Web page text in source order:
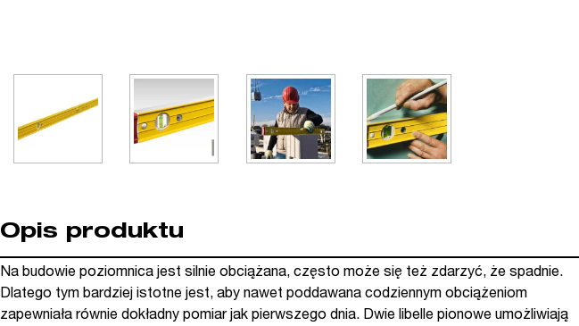
Opis produktu
Na budowie poziomnica jest silnie obciążana, często może się też zdarzyć, że spadnie.
Dlatego tym bardziej istotne jest, aby nawet poddawana codziennym obciążeniom
zapewniała równie dokładny pomiar jak pierwszego dnia. Dwie libelle pionowe umożliwiają